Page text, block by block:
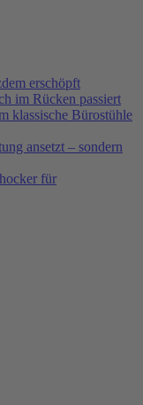
erschöpft
im Rücken passiert
klassische Bürostühle
ansetzt – sondern
für